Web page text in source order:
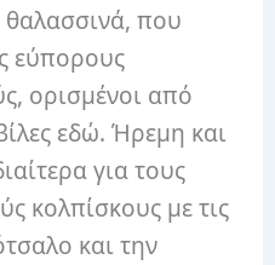
θαλασσινά, που
εύπορους
ορισμένοι από
εδώ. Ήρεμη και
για τους
κολπίσκους με τις
και την